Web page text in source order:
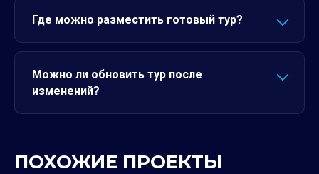
Где можно разместить готовый тур?
Можно ли обновить тур после
изменений?
ПОХОЖИЕ ПРОЕКТЫ